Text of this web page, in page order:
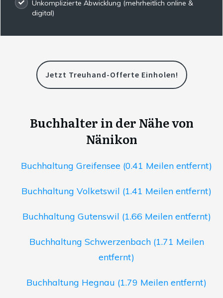
Unkomplizierte Abwicklung (mehrheitlich online &
digital)
Jetzt Treuhand-Offerte Einholen!
Buchhalter in der Nähe von
Nänikon
Buchhaltung Greifensee (0.41 Meilen entfernt)
Buchhaltung Volketswil (1.41 Meilen entfernt)
Buchhaltung Gutenswil (1.66 Meilen entfernt)
Buchhaltung Schwerzenbach (1.71 Meilen
entfernt)
Buchhaltung Hegnau (1.79 Meilen entfernt)